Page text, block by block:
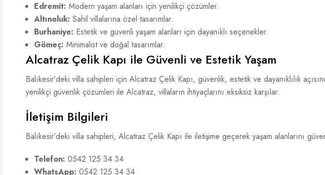
Edremit: Modern yaşam alanları için yenilikçi çözümler.
Altınoluk: Sahil villalarına özel tasarımlar.
Burhaniye: Estetik ve güvenli yaşam alanları için dayanıklı seçenekler.
Gömeç: Minimalist ve doğal tasarımlar.
Alcatraz Çelik Kapı ile Güvenli ve Estetik Yaşam
Balıkesir’deki villa sahipleri için Alcatraz Çelik Kapı, güvenlik, estetik ve dayanıklılık
yenilikçi güvenlik çözümleri ile Alcatraz, villaların ihtiyaçlarını eksiksiz karşılar.
İletişim Bilgileri
Balıkesir’deki villa sahipleri, Alcatraz Çelik Kapı ile iletişime geçerek yaşam alanlarını
Telefon: 0542 125 34 34
WhatsApp: 0542 125 34 34